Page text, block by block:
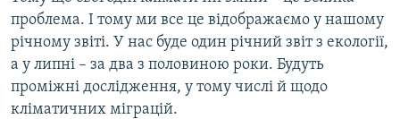
проблема. І тому ми все це відображаємо у нашому
річному звіті. У нас буде один річний звіт з екології,
а у липні – за два з половиною роки. Будуть
проміжні дослідження, у тому числі й щодо
кліматичних міграцій.